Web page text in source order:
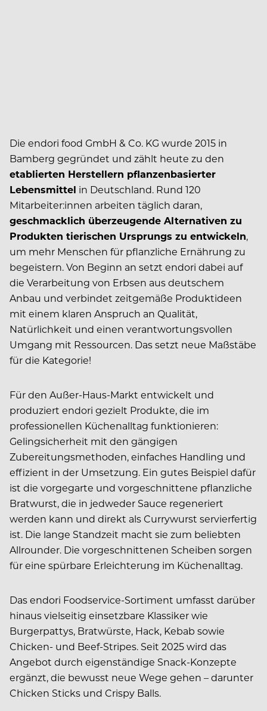
Die endori food GmbH & Co. KG wurde 2015 in
Bamberg gegründet und zählt heute zu den
etablierten Herstellern pflanzenbasierter
Lebensmittel in Deutschland. Rund 120
Mitarbeiter:innen arbeiten täglich daran,
geschmacklich überzeugende Alternativen zu
Produkten tierischen Ursprungs zu entwickeln,
um mehr Menschen für pflanzliche Ernährung zu
begeistern. Von Beginn an setzt endori dabei auf
die Verarbeitung von Erbsen aus deutschem
Anbau und verbindet zeitgemäße Produktideen
mit einem klaren Anspruch an Qualität,
Natürlichkeit und einen verantwortungsvollen
Umgang mit Ressourcen. Das setzt neue Maßstäbe
für die Kategorie!
Für den Außer-Haus-Markt entwickelt und
produziert endori gezielt Produkte, die im
professionellen Küchenalltag funktionieren:
Gelingsicherheit mit den gängigen
Zubereitungsmethoden, einfaches Handling und
effizient in der Umsetzung. Ein gutes Beispiel dafür
ist die vorgegarte und vorgeschnittene pflanzliche
Bratwurst, die in jedweder Sauce regeneriert
werden kann und direkt als Currywurst servierfertig
ist. Die lange Standzeit macht sie zum beliebten
Allrounder. Die vorgeschnittenen Scheiben sorgen
für eine spürbare Erleichterung im Küchenalltag.
Das endori Foodservice-Sortiment umfasst darüber
hinaus vielseitig einsetzbare Klassiker wie
Burgerpattys, Bratwürste, Hack, Kebab sowie
Chicken- und Beef-Stripes. Seit 2025 wird das
Angebot durch eigenständige Snack-Konzepte
ergänzt, die bewusst neue Wege gehen – darunter
Chicken Sticks und Crispy Balls.